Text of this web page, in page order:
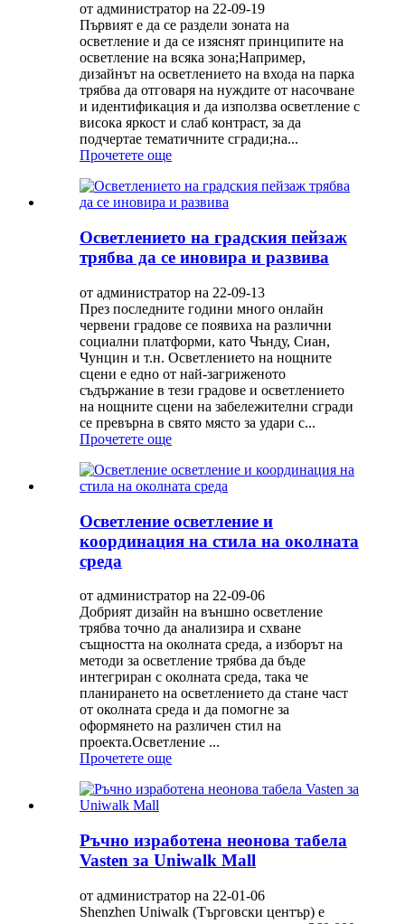
от администратор на 22-09-19
Първият е да се раздели зоната на
осветление и да се изяснят принципите на
осветление на всяка зона;Например,
дизайнът на осветлението на входа на парка
трябва да отговаря на нуждите от насочване
и идентификация и да използва осветление с
висока яркост и слаб контраст, за да
подчертае тематичните сгради;на...
Прочетете още
Осветлението на градския пейзаж
трябва да се иновира и развива
от администратор на 22-09-13
През последните години много онлайн
червени градове се появиха на различни
социални платформи, като Чънду, Сиан,
Чунцин и т.н. Осветлението на нощните
сцени е едно от най-загриженото
съдържание в тези градове и осветлението
на нощните сцени на забележителни сгради
се превърна в свято място за удари с...
Прочетете още
Осветление осветление и
координация на стила на околната
среда
от администратор на 22-09-06
Добрият дизайн на външно осветление
трябва точно да анализира и схване
същността на околната среда, а изборът на
методи за осветление трябва да бъде
интегриран с околната среда, така че
планирането на осветлението да стане част
от околната среда и да помогне за
оформянето на различен стил на
проекта.Осветление ...
Прочетете още
Ръчно изработена неонова табела
Vasten за Uniwalk Mall
от администратор на 22-01-06
Shenzhen Uniwalk (Търговски център) е